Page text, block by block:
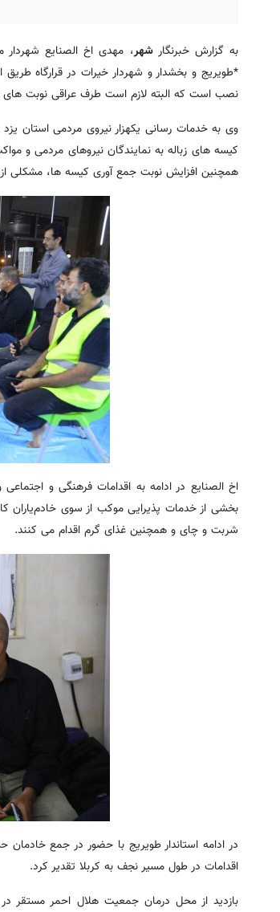
به گزارش خبرنگارشهر
*طویریج و بخشدار و شهردار خیرات در قرارگاه
نصب است که البته لازم است طرف عراقی نوبت
کیسه های زباله به نمایندگان نیروهای مردمی و
همچنین افزایش نوبت جمع آوری کیسه ها، مشکلی
اخ الصنایع در ادامه به اقدامات فرهنگی و
شربت و چای و همچنین غذای گرم اقدام می کنند.
اقدامات در طول مسیر نجف به کربلا تقدیر کرد.
بازدید از محل درمان جمعیت هلال احمر مستقر